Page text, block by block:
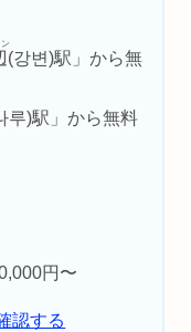
ン
(강변)駅」から無
루)駅」から無料
円〜
認する